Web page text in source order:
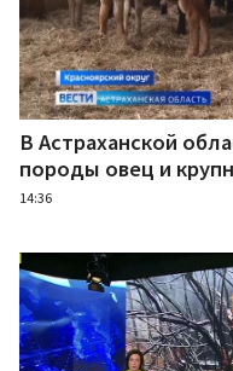
В Астраханской
породы овец и
14:36